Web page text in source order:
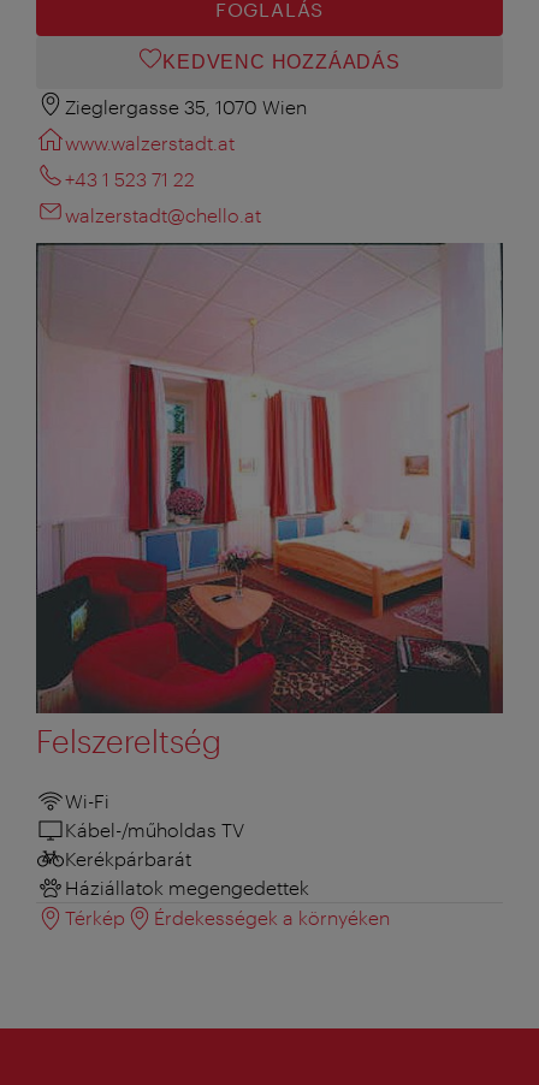
FOGLALÁS
KEDVENC HOZZÁADÁS
Zieglergasse 35, 1070 Wien
www.walzerstadt.at
+43 1 523 71 22
walzerstadt@chello.at
Felszereltség
Wi-Fi
Kábel-/műholdas TV
Kerékpárbarát
Háziállatok megengedettek
Térkép
Érdekességek a környéken